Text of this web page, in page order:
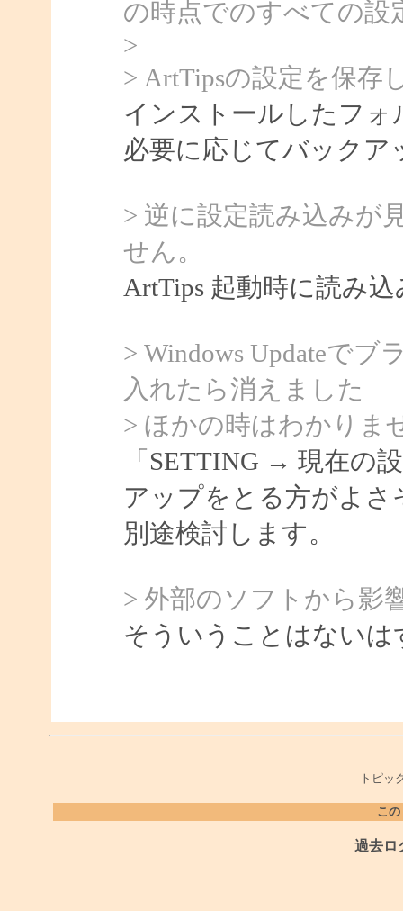
の時点でのすべての設
>
> ArtTipsの設定を保存
インストールしたフ
必要に応じてバック
> 逆に設定読み込みが
せん。
ArtTips 起動時に読み
> Windows Updateで
入れたら消えました
> ほかの時はわかりま
「SETTING → 現在の
アップをとる方がよさ
別途検討します。
> 外部のソフトから影
そういうことはない
トピッ
こ
過去ロ